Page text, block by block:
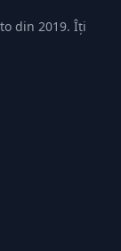
din 2019. Îți